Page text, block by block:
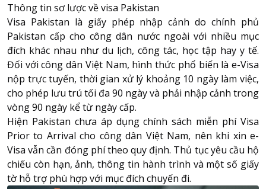
Thông tin sơ lược về visa Pakistan
Visa Pakistan là giấy phép nhập cảnh do chính phủ
Pakistan cấp cho công dân nước ngoài với nhiều mục
đích khác nhau như du lịch, công tác, học tập hay y tế.
Đối với công dân Việt Nam, hình thức phổ biến là e-Visa
nộp trực tuyến, thời gian xử lý khoảng 10 ngày làm việc,
cho phép lưu trú tối đa 90 ngày và phải nhập cảnh trong
vòng 90 ngày kể từ ngày cấp.
Hiện Pakistan chưa áp dụng chính sách miễn phí Visa
Prior to Arrival cho công dân Việt Nam, nên khi xin e-
Visa vẫn cần đóng phí theo quy định. Thủ tục yêu cầu hộ
chiếu còn hạn, ảnh, thông tin hành trình và một số giấy
tờ hỗ trợ phù hợp với mục đích chuyến đi.